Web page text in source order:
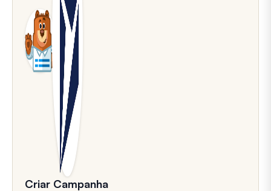
Criar Campanha